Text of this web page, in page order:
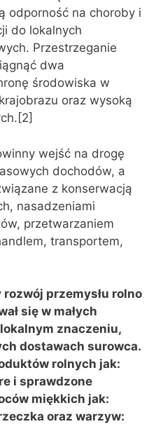
odporność na choroby i
do lokalnych
Przestrzeganie
dwa
środowiska w
oraz wysoką
wejść na drogę
dochodów, a
z konserwacją
nasadzeniami
przetwarzaniem
transportem,
rozwój przemysłu rolno
się w małych
znaczeniu,
dostawach surowca.
rolnych jak:
i sprawdzone
miękkich jak:
oraz warzyw: